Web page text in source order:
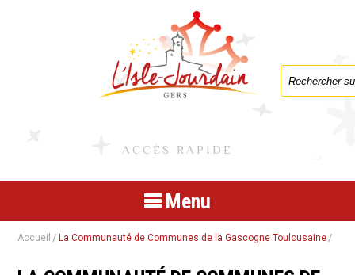
ACCÈS RAPIDE
Menu
Accueil La Communauté de Communes de la Gascogne Toulousaine